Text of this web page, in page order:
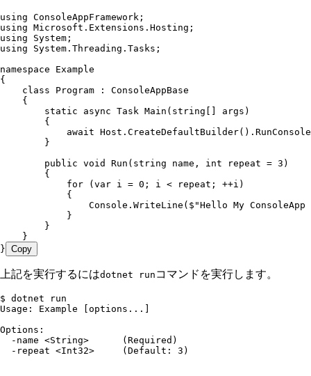
using ConsoleAppFramework ;
using Microsoft . Extensions . Hosting ;
using System ;
using System . Threading . Tasks ;
namespace Example
{
    class
Program :
ConsoleAppBase
    {
        static
async Task Main ( string [] args)
        {
            await
Host . CreateDefaultBuilder() .
        }
        public
void Run ( string name , int repeat = 3 )
        {
            for
( var i = 0 ; i < repeat; ++i)
            {
                Console
. WriteLine ( $"Hello My
            }
        }
    }
} Copy
上記を実行するにはdotnet run コマンドを実行します。
$ dotnet run
Usage: Example [options...]
Options:
  -name <String>      (Required)
  -repeat <Int32>     (Default: 3)